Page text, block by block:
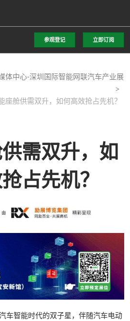
参观登记 立即订阅
体中心-深圳国际智能网联汽车产业展
座舱供需双升，如何高效抢占先机？
需双升，如
占先机？
车智能时代的双子星，伴随汽车电动